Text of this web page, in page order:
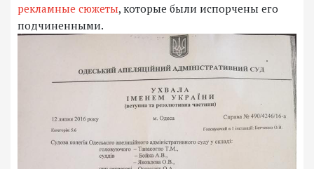
рекламные сюжеты, которые были испорчены его
подчиненными.